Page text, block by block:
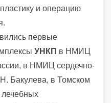
и операцию
первые
УНКП в НМИЦ
в НМИЦ сердечно-
Бакулева, в Томском
лечебных